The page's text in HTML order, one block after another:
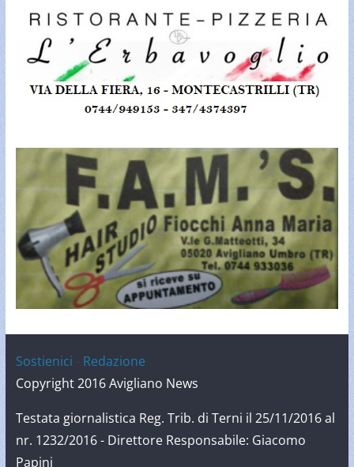
Sostienici
Redazione
Copyright 2016 Avigliano News
Testata giornalistica Reg. Trib. di Terni il 25/11/2016 al
nr. 1232/2016 - Direttore Responsabile: Giacomo
Papini